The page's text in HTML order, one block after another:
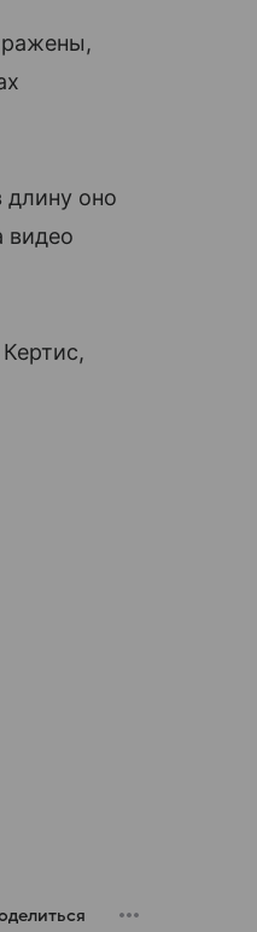
оно
видео